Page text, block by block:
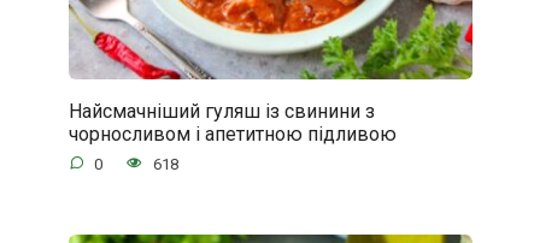
Найсмачніший гуляш із свинини з
чорносливом і апетитною підливою
0 618